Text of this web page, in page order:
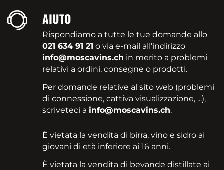
AIUTO
Rispondiamo a tutte le tue domande allo
021 634 91 21 o via e-mail all'indirizzo
info@moscavins.ch in merito a problemi
relativi a ordini, consegne o prodotti.
Per domande relative al sito web (problemi
di connessione, cattiva visualizzazione, ...),
scriveteci a info@moscavins.ch.
È vietata la vendita di birra, vino e sidro ai
giovani di età inferiore ai 16 anni.
È vietata la vendita di bevande distillate ai